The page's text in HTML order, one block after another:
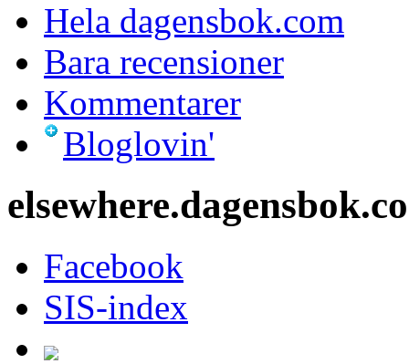
Hela dagensbok.com
Bara recensioner
Kommentarer
Bloglovin'
Facebook
SIS-index